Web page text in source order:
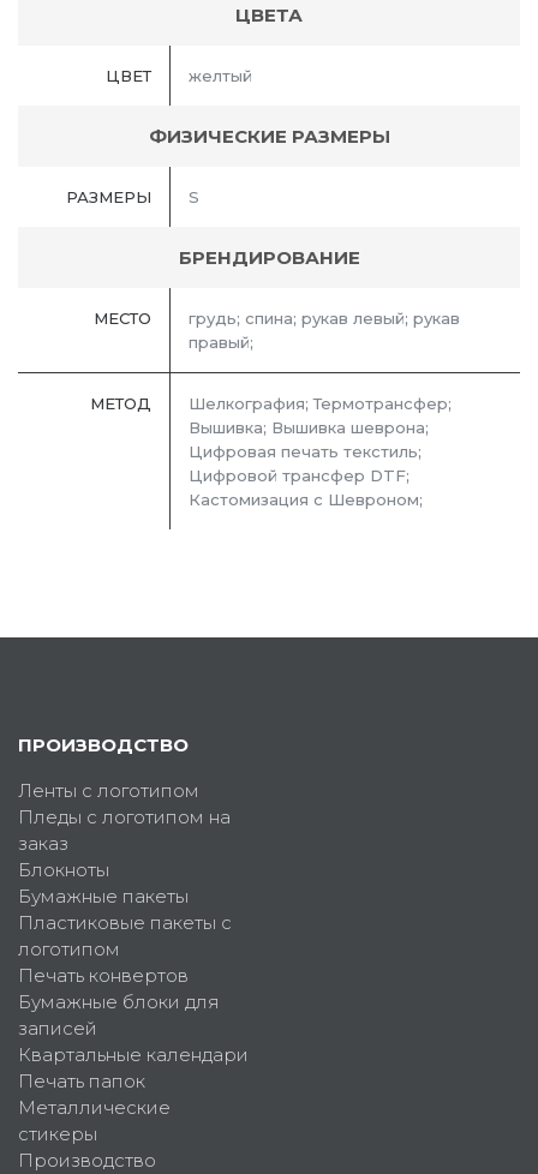
ЦВЕТА
ЦВЕТ желтый
ФИЗИЧЕСКИЕ РАЗМЕРЫ
РАЗМЕРЫ S
БРЕНДИРОВАНИЕ
МЕСТО
грудь; спина; рукав левый; рукав
правый;
МЕТОД
Шелкография; Термотрансфер;
Вышивка; Вышивка шеврона;
Цифровая печать текстиль;
Цифровой трансфер DTF;
Кастомизация с Шевроном;
ПРОИЗВОДСТВО
Ленты с логотипом
Пледы с логотипом на
заказ
Блокноты
Бумажные пакеты
Пластиковые пакеты с
логотипом
Печать конвертов
Бумажные блоки для
записей
Квартальные календари
Печать папок
Металлические
стикеры
Производство